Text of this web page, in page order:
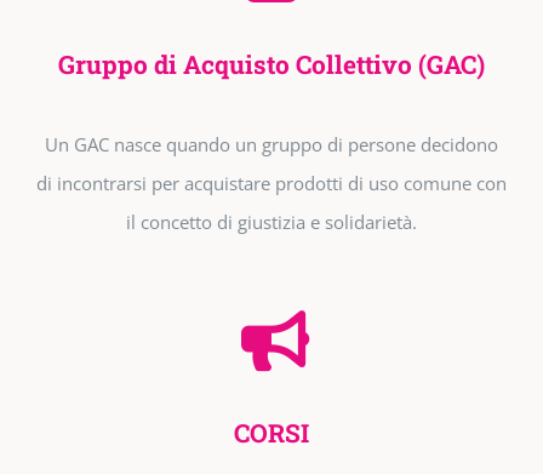
Gruppo di Acquisto Collettivo (GAC)
Un GAC nasce quando un gruppo di persone decidono
di incontrarsi per acquistare prodotti di uso comune con
il concetto di giustizia e solidarietà.
CORSI